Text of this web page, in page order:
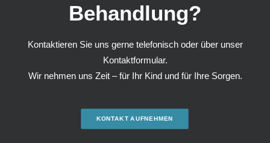
Behandlung?
Kontaktieren Sie uns gerne telefonisch oder über unser
Kontaktformular.
Wir nehmen uns Zeit – für Ihr Kind und für Ihre Sorgen.
KONTAKT AUFNEHMEN